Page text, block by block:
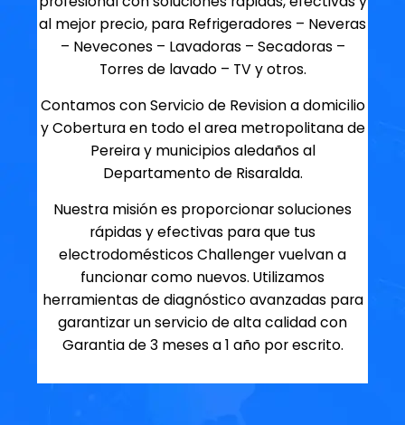
al mejor precio, para Refrigeradores – Neveras
– Nevecones – Lavadoras – Secadoras –
Torres de lavado – TV y otros.
Contamos con Servicio de Revision a domicilio
y Cobertura en todo el area metropolitana de
Pereira y municipios aledaños al
Departamento de Risaralda.
Nuestra misión es proporcionar soluciones
rápidas y efectivas para que tus
electrodomésticos Challenger vuelvan a
funcionar como nuevos. Utilizamos
herramientas de diagnóstico avanzadas para
garantizar un servicio de alta calidad con
Garantia de 3 meses a 1 año por escrito.